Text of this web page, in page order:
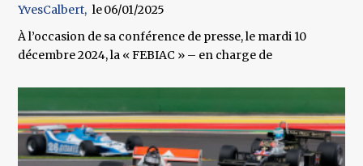
YvesCalbert
06/01/2025
À l’occasion de sa conférence de presse, le mardi 10
décembre 2024, la « FEBIAC » – en charge de